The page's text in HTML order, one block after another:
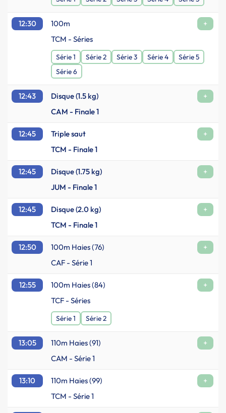
12:30 100m
+
TCM - Séries
Série 1 Série 2 Série 3 Série 4
Série 5
Série 6
12:43 Disque (1.5 kg)
+
CAM - Finale 1
12:45 Triple saut
+
TCM - Finale 1
12:45 Disque (1.75 kg)
+
JUM - Finale 1
12:45 Disque (2.0 kg)
+
TCM - Finale 1
12:50 100m Haies (76)
+
CAF - Série 1
12:55 100m Haies (84)
+
TCF - Séries
Série 1 Série 2
13:05 110m Haies (91)
+
CAM - Série 1
13:10 110m Haies (99)
+
TCM - Série 1